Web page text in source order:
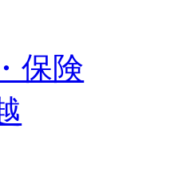
保険